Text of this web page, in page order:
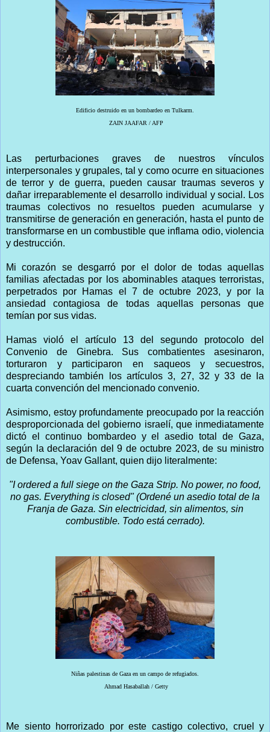
Edificio destruido en un bombardeo en Tulkarm.
ZAIN JAAFAR / AFP
Las perturbaciones graves de nuestros vínculos
interpersonales y grupales, tal y como ocurre en situaciones
de terror y de guerra, pueden causar traumas severos y
dañar irreparablemente el desarrollo individual y social. Los
traumas colectivos no resueltos pueden acumularse y
transmitirse de generación en generación, hasta el punto de
transformarse en un combustible que inflama odio, violencia
y destrucción.
Mi corazón se desgarró por el dolor de todas aquellas
familias afectadas por los abominables ataques terroristas,
perpetrados por Hamas el 7 de octubre 2023, y por la
ansiedad contagiosa de todas aquellas personas que
temían por sus vidas.
Hamas violó el artículo 13 del segundo protocolo del
Convenio de Ginebra. Sus combatientes asesinaron,
torturaron y participaron en saqueos y secuestros,
despreciando también los artículos 3, 27, 32 y 33 de la
cuarta convención del mencionado convenio.
Asimismo, estoy profundamente preocupado por la reacción
desproporcionada del gobierno israelí, que inmediatamente
dictó el continuo bombardeo y el asedio total de Gaza,
según la declaración del 9 de octubre 2023, de su ministro
de Defensa, Yoav Gallant, quien dijo literalmente:
"I ordered a full siege on the Gaza Strip. No power, no food,
no gas. Everything is closed" (Ordené un asedio total de la
Franja de Gaza. Sin electricidad, sin alimentos, sin
combustible. Todo está cerrado).
Niñas palestinas de Gaza en un campo de refugiados.
Ahmad Hasaballah / Getty
Me siento horrorizado por este castigo colectivo, cruel y